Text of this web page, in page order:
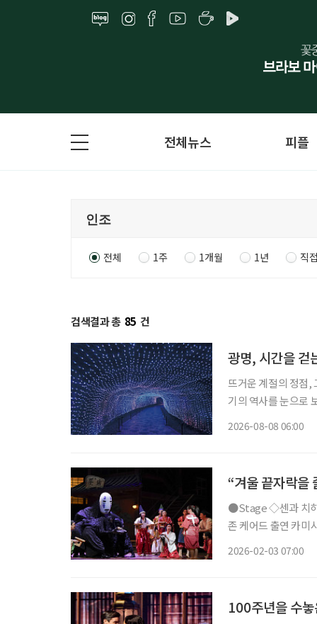
전체뉴스 피플
전체 1주 1개월 1년 직
검색결과 총 85 건
광명, 시간을 걷
뜨거운 계절의 정점,
기의 역사를 눈으로
2026-08-08 06:00
“겨울 끝자락을
●Stage ◇센과 치히로의 행방불명 일정 3월 22일까지 장소 예술의전당 오페라극장 연출
존 케어드 출연 카미
2026-02-03 07:00
100주년을 수놓